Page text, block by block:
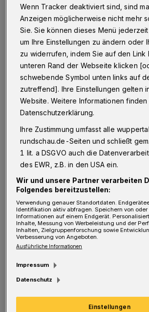
28.11.2014 , 12:06 Uhr Eine Minute
A uf Höhe der Hausnummer
der Täter ihn gegen ein
neben einem Kiosk und
Waffe. Nachdem der
Smartphone ausgehändigt
Räuber mit der Beute in Richtung
Zeughausstraße/Meckelstraße.
Er wurde wie folgt beschrieben:
groß, schlank, sprach schlecht
Zeugenhinweise nimmt die
Wenn Tracker deaktiviert sind, sind
Anzeigen möglicherweise nicht mehr
Sie. Sie können dieses Menü
um Ihre Einstellungen zu ändern oder
zu widerrufen, indem Sie auf den Link
unteren Rand der Webseite klicken
schwebende Symbol unten links auf
zutreffend]. Ihre Einstellungen gelten
Website. Weitere Informationen
Datenschutzerklärung.
Ihre Zustimmung umfasst alle
rundschau.de-Seiten und schließt
1 lit. a DSGVO auch die
des EWR, z.B. in den USA ein.
Wir und unsere Partner verarbeiten
Folgendes bereitzustellen:
Verwendung genauer Standortdaten.
Identifikation aktiv abfragen. Speichern von
Informationen auf einem Endgerät.
Inhalte, Messung von Werbeleistung und der
Inhalten, Zielgruppenforschung sowie
Verbesserung von Angeboten.
Ausführliche Informationen
Impressum
Datenschutz
Einstellungen